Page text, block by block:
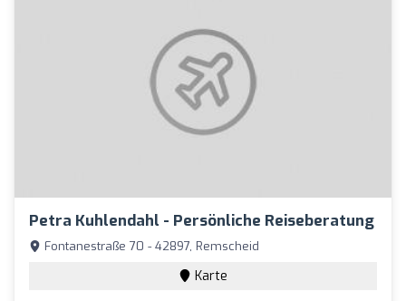
Petra Kuhlendahl - Persönliche Reiseberatung
Fontanestraße 70 - 42897, Remscheid
Karte